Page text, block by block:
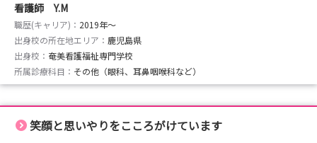
看護師 Y.M
職歴(キャリア)： 2019年〜
出身校の所在地エリア： 鹿児島県
出身校： 奄美看護福祉専門学校
所属診療科目： その他（眼科、耳鼻咽喉科など）
笑顔と思いやりをこころがけています